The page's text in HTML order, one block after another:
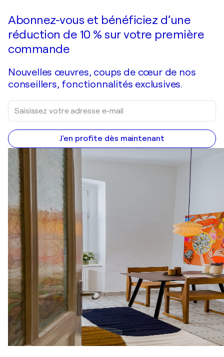
Abonnez-vous et bénéficiez d’une
réduction de 10 % sur votre première
commande
Nouvelles œuvres, coups de cœur de nos
conseillers, fonctionnalités exclusives.
J'en profite dès maintenant